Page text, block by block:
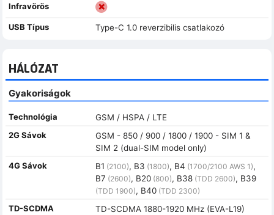
Infravörös
USB Típus Type-C 1.0 reverzibilis csatlakozó
HÁLÓZAT
Gyakoriságok
Technológia
GSM / HSPA / LTE
2G Sávok
GSM - 850 / 900 / 1800 / 1900 - SIM 1 &
SIM 2 (dual-SIM model only)
4G Sávok
B1 (2100), B3 (1800), B4 (1700/2100 AWS 1),
B7 (2600), B20(800), B38(TDD 2600), B39
(TDD 1900), B40(TDD 2300)
TD-SCDMA
TD-SCDMA 1880-1920 MHz (EVA-L19)